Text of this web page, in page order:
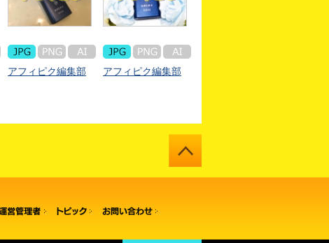
アフィピク編集部 アフィピク編集部